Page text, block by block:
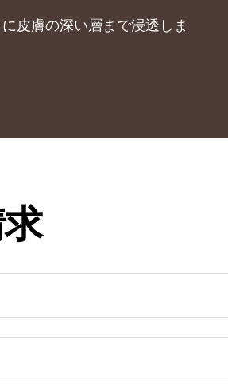
皮膚の深い層まで浸透しま